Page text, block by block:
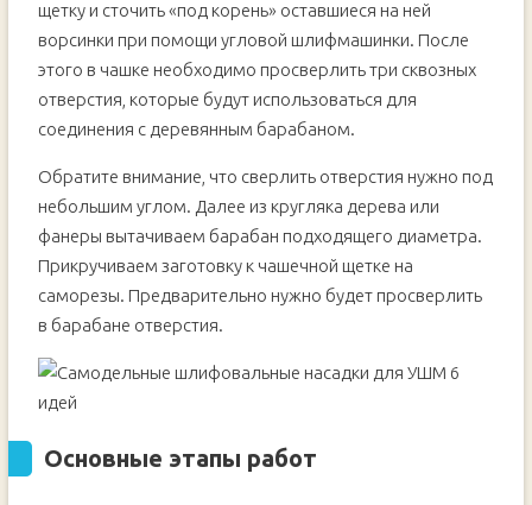
щетку и сточить «под корень» оставшиеся на ней
ворсинки при помощи угловой шлифмашинки. После
этого в чашке необходимо просверлить три сквозных
отверстия, которые будут использоваться для
соединения с деревянным барабаном.
Обратите внимание, что сверлить отверстия нужно под
небольшим углом. Далее из кругляка дерева или
фанеры вытачиваем барабан подходящего диаметра.
Прикручиваем заготовку к чашечной щетке на
саморезы. Предварительно нужно будет просверлить
в барабане отверстия.
Основные этапы работ